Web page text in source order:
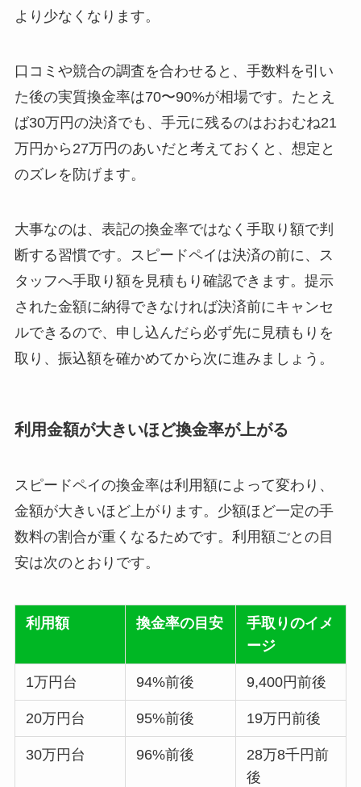
より少なくなります。
口コミや競合の調査を合わせると、手数料を引い
た後の実質換金率は70〜90%が相場です。たとえ
ば30万円の決済でも、手元に残るのはおおむね21
万円から27万円のあいだと考えておくと、想定と
のズレを防げます。
大事なのは、表記の換金率ではなく手取り額で判
断する習慣です。スピードペイは決済の前に、ス
タッフへ手取り額を見積もり確認できます。提示
された金額に納得できなければ決済前にキャンセ
ルできるので、申し込んだら必ず先に見積もりを
取り、振込額を確かめてから次に進みましょう。
利用金額が大きいほど換金率が上がる
スピードペイの換金率は利用額によって変わり、
金額が大きいほど上がります。少額ほど一定の手
数料の割合が重くなるためです。利用額ごとの目
安は次のとおりです。
利用額 換金率の目安
手取りのイメ
ージ
1万円台 94%前後 9,400円前後
20万円台 95%前後 19万円前後
30万円台 96%前後
28万8千円前
後